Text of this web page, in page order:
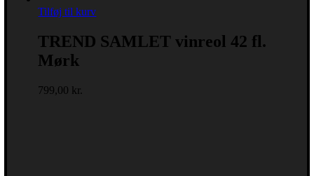
Tilføj til kurv
TREND SAMLET vinreol 42 fl.
Mørk
799,00 kr.